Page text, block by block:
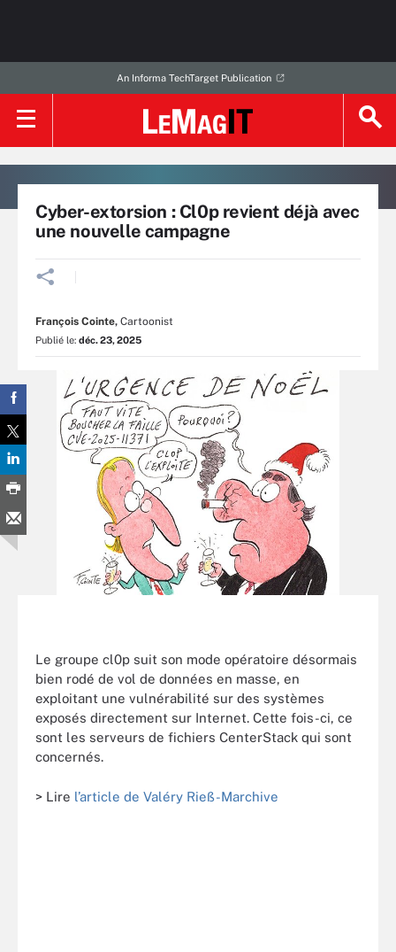
An Informa TechTarget Publication
Cyber-extorsion : Cl0p revient déjà avec
une nouvelle campagne
François Cointe, Cartoonist
Publié le: déc. 23, 2025
Le groupe cl0p suit son mode opératoire désormais
bien rodé de vol de données en masse, en
exploitant une vulnérabilité sur des systèmes
exposés directement sur Internet. Cette fois-ci, ce
sont les serveurs de fichiers CenterStack qui sont
concernés.
> Lire l’article de Valéry Rieß-Marchive